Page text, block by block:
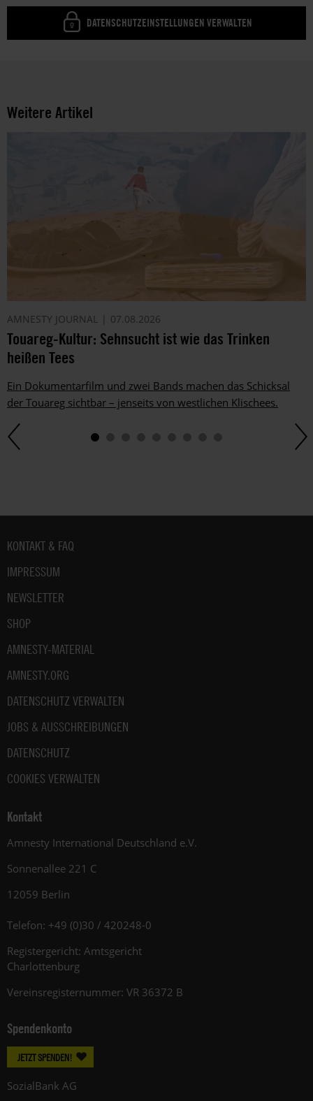
DATENSCHUTZEINSTELLUNGEN VERWALTEN
Weitere Artikel
AMNESTY JOURNAL 07.08.2026
Touareg-Kultur: Sehnsucht ist wie das Trinken
heißen Tees
Ein Dokumentarfilm und zwei Bands machen das Schicksal
der Touareg sichtbar – jenseits von westlichen Klischees.
Fußbereich
KONTAKT & FAQ
IMPRESSUM
NEWSLETTER
SHOP
AMNESTY-MATERIAL
AMNESTY.ORG
DATENSCHUTZ VERWALTEN
JOBS & AUSSCHREIBUNGEN
DATENSCHUTZ
COOKIES VERWALTEN
Kontakt
Amnesty International Deutschland e.V.
Sonnenallee 221 C
12059 Berlin
Telefon: +49 (0)30 / 420248-0
Registergericht: Amtsgericht
Charlottenburg
Vereinsregisternummer: VR 36372 B
Spendenkonto
JETZT SPENDEN!
SozialBank AG